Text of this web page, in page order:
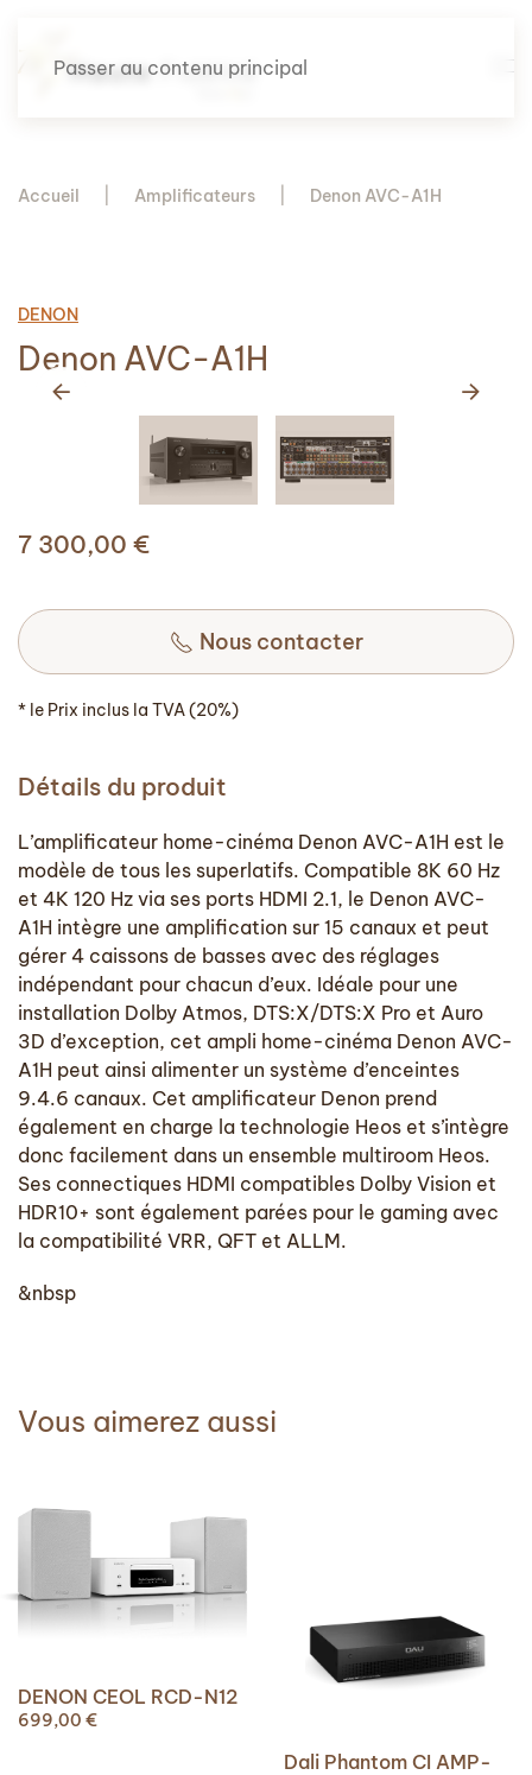
Passer au contenu principal
Accueil Amplificateurs Denon AVC-A1H
DENON
Denon AVC-A1H
7 300,00 €
Nous contacter
* le Prix inclus la TVA (20%)
Détails du produit
L’amplificateur home-cinéma Denon AVC-A1H est le
modèle de tous les superlatifs. Compatible 8K 60 Hz
et 4K 120 Hz via ses ports HDMI 2.1, le Denon AVC-
A1H intègre une amplification sur 15 canaux et peut
gérer 4 caissons de basses avec des réglages
indépendant pour chacun d’eux. Idéale pour une
installation Dolby Atmos, DTS:X/DTS:X Pro et Auro
3D d’exception, cet ampli home-cinéma Denon AVC-
A1H peut ainsi alimenter un système d’enceintes
9.4.6 canaux. Cet amplificateur Denon prend
également en charge la technologie Heos et s’intègre
donc facilement dans un ensemble multiroom Heos.
Ses connectiques HDMI compatibles Dolby Vision et
HDR10+ sont également parées pour le gaming avec
la compatibilité VRR, QFT et ALLM.
&nbsp
Vous aimerez aussi
DENON CEOL RCD-N12
699,00 €
Dali Phantom CI AMP-